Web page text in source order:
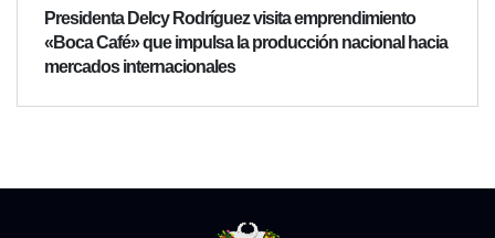
Presidenta Delcy Rodríguez visita emprendimiento
«Boca Café» que impulsa la producción nacional hacia
mercados internacionales